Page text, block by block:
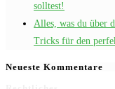
solltest!
Alles, was du über
Tricks für den
Neueste Kommentare